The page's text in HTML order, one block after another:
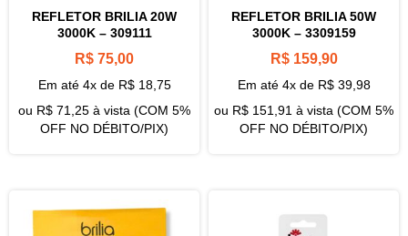
REFLETOR BRILIA 20W
3000K – 309111
R$ 75,00
Em até 4x de R$18,75
ou R$ 71,25 à vista (COM 5%
OFF NO DÉBITO/PIX)
REFLETOR BRILIA 50W
3000K – 3309159
R$159,90
Em até 4x de R$39,98
ou R$ 151,91 à vista (COM 5%
OFF NO DÉBITO/PIX)